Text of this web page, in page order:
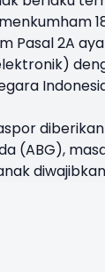
Pasal 2A
(ABG),